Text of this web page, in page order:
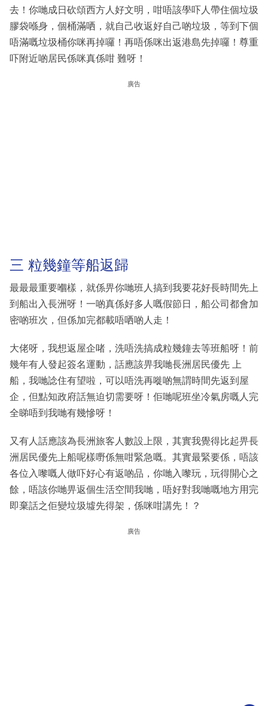
去！你哋成日砍頌西方人好文明，咁唔該學吓人帶住個垃圾
膠袋喺身，個桶滿哂，就自己收返好自己啲垃圾，等到下個
唔滿嘅垃圾桶你咪再掉囉！再唔係咪出返港島先掉囉！尊重
吓附近啲居民係咪真係咁 難呀！
廣告
三 粒幾鐘等船返歸
最最最重要嗰樣，就係畀你哋班人搞到我要花好長時間先上
到船出入長洲呀！一啲真係好多人嘅假節日，船公司都會加
密啲班次，但係加完都載唔哂啲人走！
大佬呀，我想返屋企啫，洗唔洗搞成粒幾鐘去等班船呀！前
幾年有人發起簽名運動，話應該畀我哋長洲居民優先 上
船，我哋諗住有望啦，可以唔洗再嘥啲無謂時間先返到屋
企，但點知政府話無迫切需要呀！佢哋呢班坐冷氣房嘅人完
全睇唔到我哋有幾慘呀！
又有人話應該為長洲旅客人數設上限，其實我覺得比起畀長
洲居民優先上船呢樣嘢係無咁緊急嘅。其實最緊要係，唔該
各位入嚟嘅人做吓好心有返啲品，你哋入嚟玩，玩得開心之
餘，唔該你哋畀返個生活空間我哋，唔好對我哋嘅地方用完
即棄話之佢變垃圾墟先得架，係咪咁講先！？
廣告